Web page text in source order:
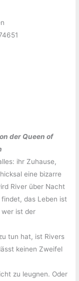
der Queen of
ihr Zuhause,
eine bizarre
River über Nacht
das Leben ist
wer ist der
tun hat, ist Rivers
keinen Zweifel
zu leugnen. Oder